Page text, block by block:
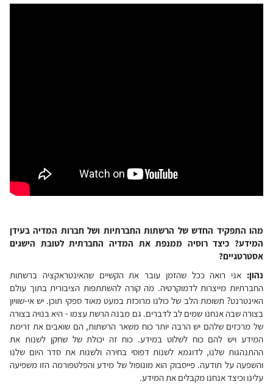
מהו התפקיד החדש של הרשתות החברתיות ושל חברות המדיה בעידן
המידע? כיצד רוסיה ממנפת את המדיה החברתית לטובת הישגים
אסטרטגיים?
נהון: אני רואה ככל שהזמן עובר את הקשיים שהאינטראקציה ברשתות
החברתיות מייצרות לדמוקרטיה. מה קורה להשתתפות הציבורית בתוך עולם
האינטרנט? תשומת הלב של כולנו מרוכזת במעט מאוד ספקי תוכן. יש אי-שוויון
בצורה שבה אנחנו שמים לב לדברים. גם מבנה הרשת עצמו - היא בנויה בצורה
של מרכזים שלהם יש הרבה יותר כוח משאר הרשתות, הם שואבים את זרימת
המידע ויש להם כוח לשלוט במידע. כוח זה יכולת של שחקן לשנות את
ההתנהגות שלנו, לדוגמא לשנות דפוסי בחירה ולשנות את סדר היום שלנו
והשפעה על תודעה. פייסבוק הוא מונופול של מידע והפלטפורמה הזו משפיעה
עלינו וכיצד אנחנו מקבלים את המידע.